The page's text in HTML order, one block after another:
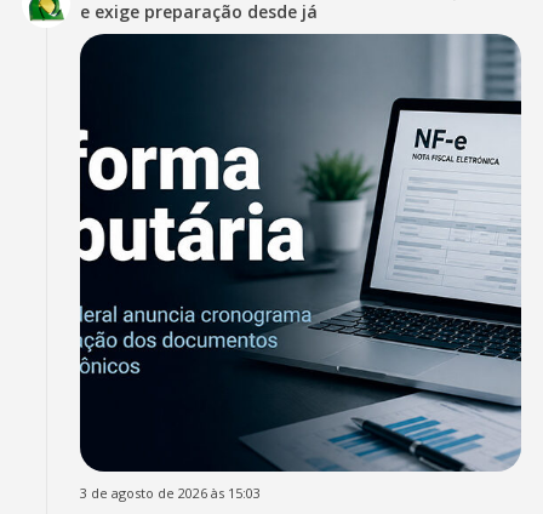
e exige preparação desde já
3 de agosto de 2026 às 15:03